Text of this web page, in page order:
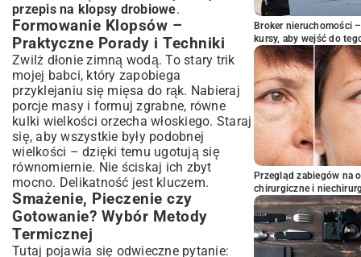
przepis na klopsy drobiowe.
Formowanie Klopsów –
Praktyczne Porady i Techniki
Zwilż dłonie zimną wodą. To stary trik
mojej babci, który zapobiega
przyklejaniu się mięsa do rąk. Nabieraj
porcje masy i formuj zgrabne, równe
kulki wielkości orzecha włoskiego. Staraj
się, aby wszystkie były podobnej
wielkości – dzięki temu ugotują się
równomiernie. Nie ściskaj ich zbyt
mocno. Delikatność jest kluczem.
Smażenie, Pieczenie czy
Gotowanie? Wybór Metody
Termicznej
Tutaj pojawia się odwieczne pytanie:
Broker nieruchomości
kursy, aby wejść do
Przegląd zabiegów na
chirurgiczne i